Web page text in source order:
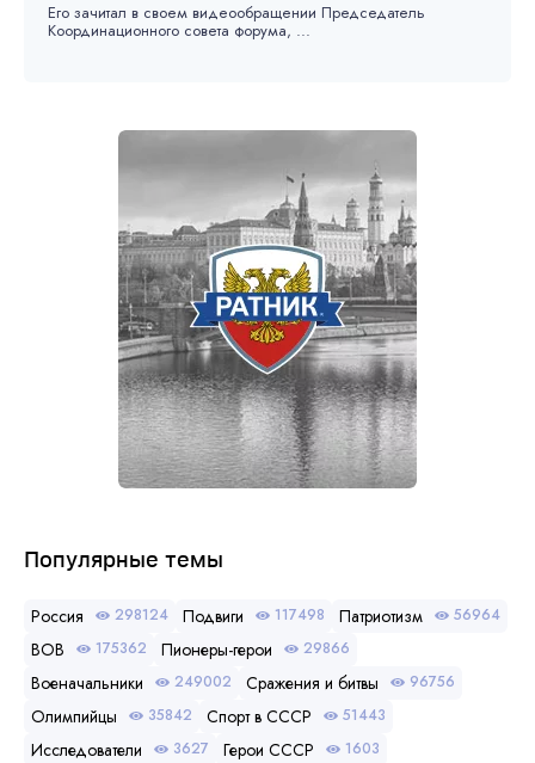
Его зачитал в своем видеообращении Председатель
Координационного совета форума, ...
Популярные темы
Россия 298124 Подвиги 117498 Патриотизм 56964
ВОВ 175362 Пионеры-герои 29866
Военачальники 249002 Сражения и битвы 96756
Олимпийцы 35842 Спорт в СССР 51443
Исследователи 3627 Герои СССР 1603